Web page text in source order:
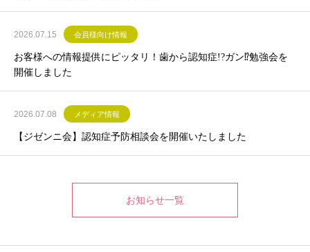
2026.07.15 会員様向け情報
お客様への情報提供にピッタリ！歯から認知症!?ガン⁉勉強会を
開催しました
2026.07.08 メディア情報
【ジゼンニ会】認知症予防相談会を開催いたしました
お知らせ一覧